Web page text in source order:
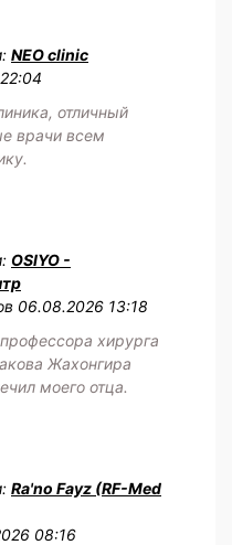
NEO clinic
отличный
врачи всем
OSIYO -
06.08.2026 13:18
хирурга
Жахонгира
моего отца.
Ra'no Fayz (RF-Med
08:16